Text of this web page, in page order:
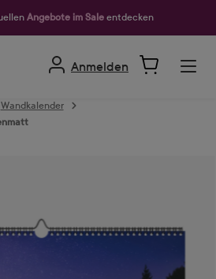
Angebote im Sale entdecken
Anmelden
Wandkalender